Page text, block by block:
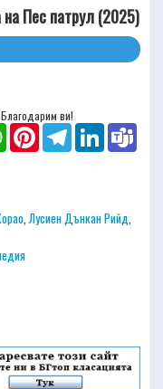
Пес патрул (2025)
ви!
WhatsAppPinterestTelegramLinkedIn
,Лусиен Дънкан Рийд,